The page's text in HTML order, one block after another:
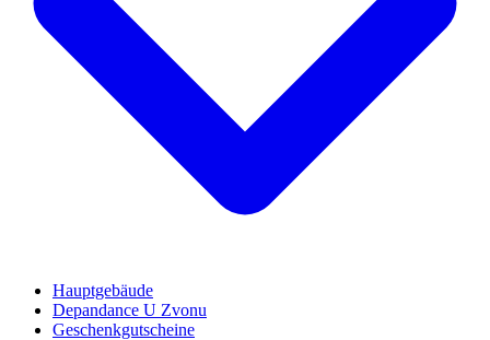
Hauptgebäude
Depandance U Zvonu
Geschenkgutscheine